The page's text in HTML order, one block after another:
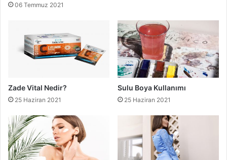
06 Temmuz 2021
Zade Vital Nedir?
25 Haziran 2021
Sulu Boya Kullanımı
25 Haziran 2021